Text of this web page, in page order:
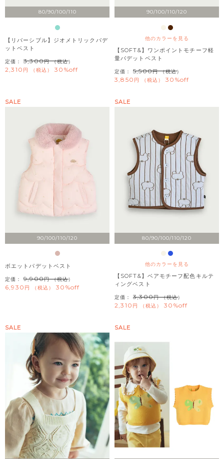
80/90/100/110
【リバーシブル】ジオメトリックパデ
ットベスト
定価： 3,300 （税込）
2,310 税込 30%off
90/100/110/120
他のカラーを見る
【SOFT&】ワンポイントモチーフ軽
量パデットベスト
定価： 5,500 （税込）
3,850 税込 30%off
90/100/110/120
SALE
ボエットパデットベスト
定価： 9,900 （税込）
6,930 税込 30%off
80/90/100/110/120
他のカラーを見る
SALE
【SOFT&】ベアモチーフ配色キルテ
ィングベスト
定価： 3,300 （税込）
2,310 税込 30%off
SALE SALE